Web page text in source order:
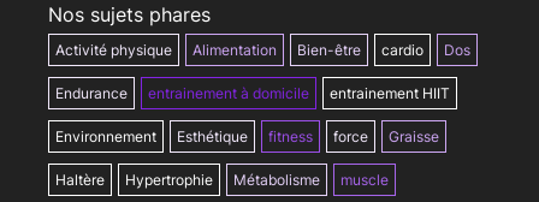
Nos sujets phares
Activité physique Alimentation Bien-être cardio Dos
Endurance entrainement à domicile entrainement HIIT
Environnement Esthétique fitness force Graisse
Haltère Hypertrophie Métabolisme muscle